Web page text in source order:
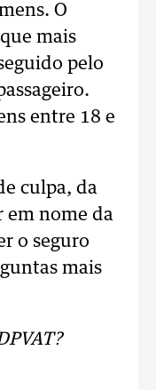
O
mais
pelo
entre 18 e
culpa, da
em nome da
o seguro
mais